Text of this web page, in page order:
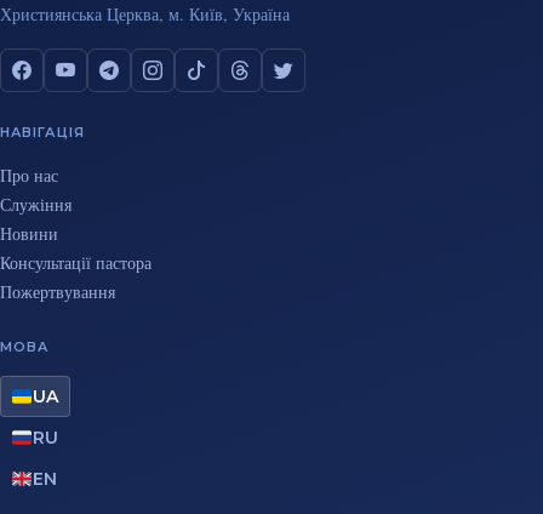
Християнська Церква, м. Київ, Україна
НАВІГАЦІЯ
Про нас
Служіння
Новини
Консультації пастора
Пожертвування
МОВА
UA
RU
EN